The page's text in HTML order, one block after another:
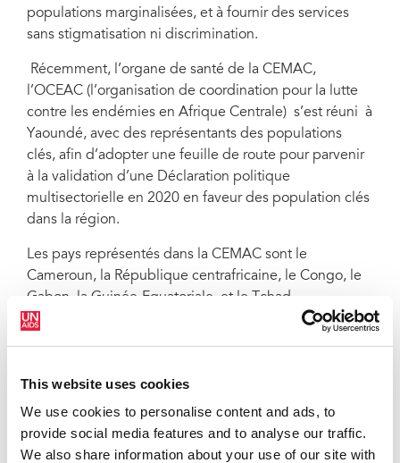
This website uses cookies
We use cookies to personalise content and ads, to
provide social media features and to analyse our traffic.
We also share information about your use of our site with
populations marginalisées, et à fournir des services
sans stigmatisation ni discrimination.
Récemment, l’organe de santé de la CEMAC,
l’OCEAC (l’organisation de coordination pour la lutte
contre les endémies en Afrique Centrale) s’est réuni à
Yaoundé, avec des représentants des populations
clés, afin d’adopter une feuille de route pour parvenir
à la validation d’une Déclaration politique
multisectorielle en 2020 en faveur des population clés
dans la région.
Les pays représentés dans la CEMAC sont le
Cameroun, la République centrafricaine, le Congo, le
Gabon, la Guinée-Equatoriale, et le Tchad.
Comme le précise Dr Casimir Manzengo, conseiller
ainsi, elles doivent aussi jouer un rôle de premier rang
dans les efforts de l’élimination de l’épidémie.»